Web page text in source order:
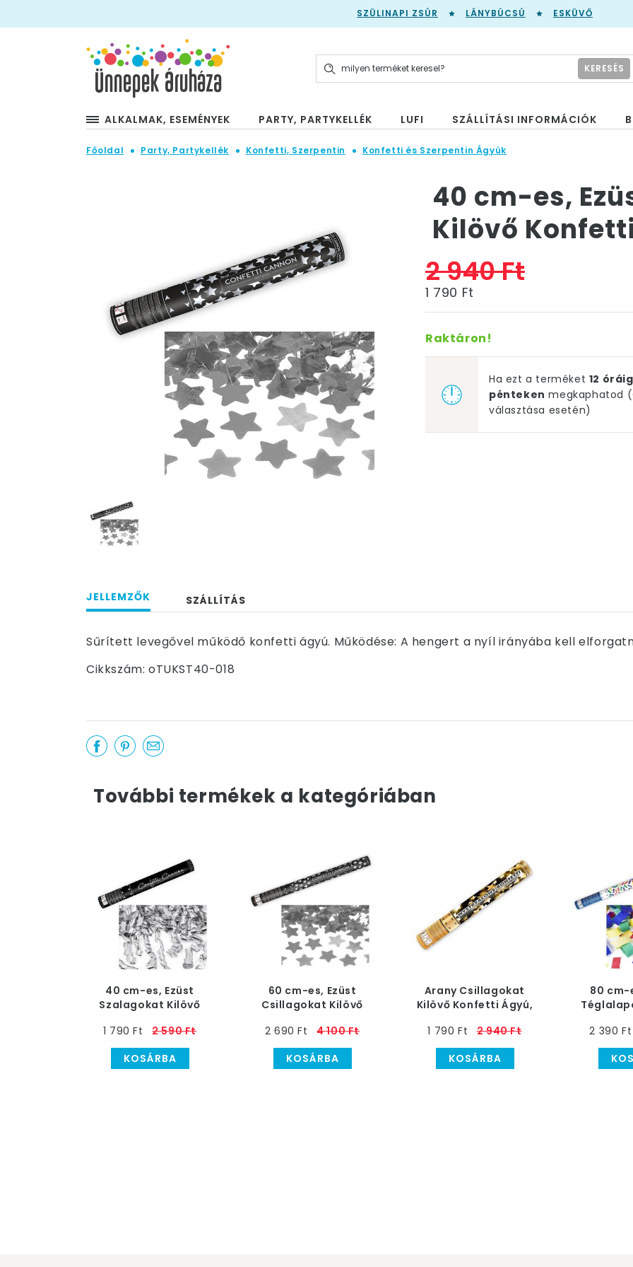
SZÜLINAPI ZSÚR LÁNYBÚCSÚ ESKÜVŐ
KERESÉS
ALKALMAK, ESEMÉNYEK PARTY, PARTYKELLÉK LUFI SZÁLLÍTÁSI INFORMÁCIÓK
Főoldal Party, Partykellék Konfetti, Szerpentin Konfetti és Szerpentin Ágyúk
40 cm-es,
Kilövő
2 940 Ft
1 790 Ft
Raktáron!
Ha ezt a terméket 12
pénteken megkaphatod
választása esetén)
JELLEMZŐK SZÁLLÍTÁS
Sűrített levegővel működő konfetti ágyú. Működése: A hengert a nyíl irányába kell
Cikkszám: oTUKST40-018
További termékek a kategóriában
40 cm-es, Ezüst
Szalagokat Kilövő
1 790 Ft
2 590 Ft
KOSÁRBA
60 cm-es, Ezüst
Csillagokat Kilövő
2 690 Ft
4 100 Ft
KOSÁRBA
Arany Csillagokat
Kilövő Konfetti Ágyú,
1 790 Ft
2 940 Ft
KOSÁRBA
80 cm-
2 390 Ft